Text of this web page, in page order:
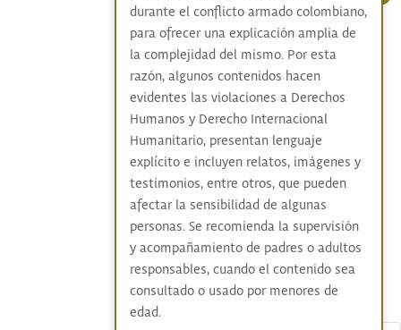
durante el conflicto armado colombiano,
para ofrecer una explicación amplia de
la complejidad del mismo. Por esta
razón, algunos contenidos hacen
evidentes las violaciones a Derechos
Humanos y Derecho Internacional
Humanitario, presentan lenguaje
explícito e incluyen relatos, imágenes y
testimonios, entre otros, que pueden
afectar la sensibilidad de algunas
personas. Se recomienda la supervisión
y acompañamiento de padres o adultos
responsables, cuando el contenido sea
consultado o usado por menores de
edad.